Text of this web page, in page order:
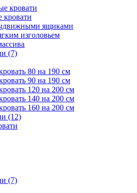
кровати
кровати
ящиками
изголовьем
(7)
80 на 190 см
90 на 190 см
120 на 200 см
140 на 200 см
160 на 200 см
(12)
(7)